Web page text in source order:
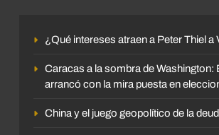
¿Qué intereses atraen a Peter Thiel a
Caracas a la sombra de Washington:
arrancó con la mira puesta en
China y el juego geopolítico de la